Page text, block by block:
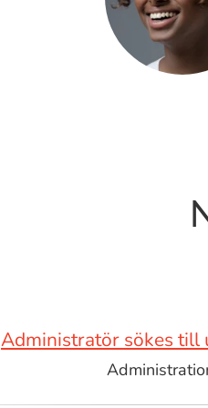
Administratör sökes till